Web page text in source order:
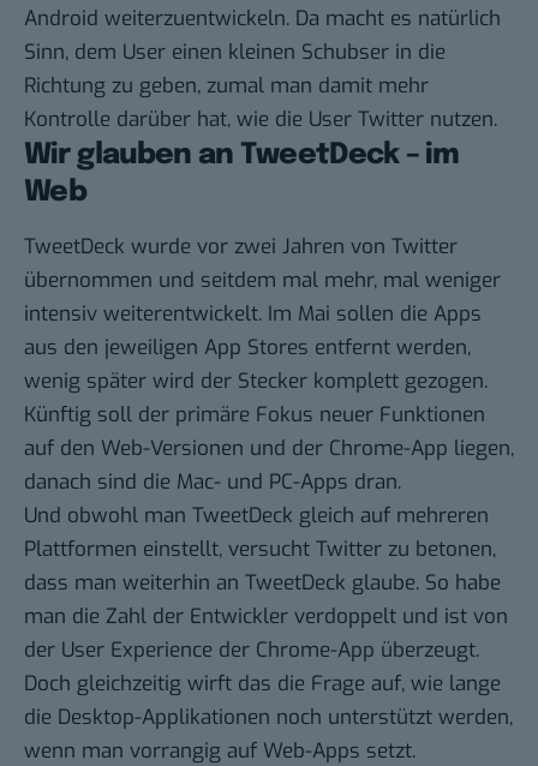
Android weiterzuentwickeln. Da macht es natürlich
Sinn, dem User einen kleinen Schubser in die
Richtung zu geben, zumal man damit mehr
Kontrolle darüber hat, wie die User Twitter nutzen.
Wir glauben an TweetDeck – im
Web
TweetDeck wurde vor zwei Jahren von Twitter
übernommen und seitdem mal mehr, mal weniger
intensiv weiterentwickelt. Im Mai sollen die Apps
aus den jeweiligen App Stores entfernt werden,
wenig später wird der Stecker komplett gezogen.
Künftig soll der primäre Fokus neuer Funktionen
auf den Web-Versionen und der Chrome-App liegen,
danach sind die Mac- und PC-Apps dran.
Und obwohl man TweetDeck gleich auf mehreren
Plattformen einstellt, versucht Twitter zu betonen,
dass man weiterhin an TweetDeck glaube. So habe
man die Zahl der Entwickler verdoppelt und ist von
der User Experience der Chrome-App überzeugt.
Doch gleichzeitig wirft das die Frage auf, wie lange
die Desktop-Applikationen noch unterstützt werden,
wenn man vorrangig auf Web-Apps setzt.